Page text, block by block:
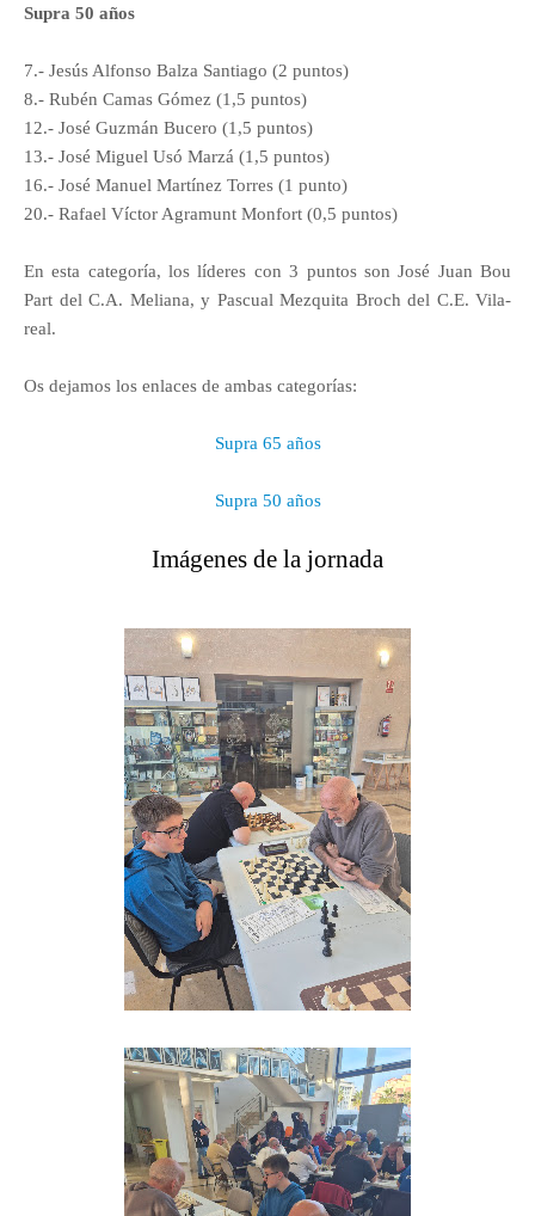
Supra 50 años
7.- Jesús Alfonso Balza Santiago (2 puntos)
8.- Rubén Camas Gómez (1,5 puntos)
12.- José Guzmán Bucero (1,5 puntos)
13.- José Miguel Usó Marzá (1,5 puntos)
16.- José Manuel Martínez Torres (1 punto)
20.- Rafael Víctor Agramunt Monfort (0,5 puntos)
En esta categoría, los líderes con 3 puntos son José Juan Bou
Part del C.A. Meliana, y Pascual Mezquita Broch del C.E. Vila-
real.
Os dejamos los enlaces de ambas categorías:
Supra 65 años
Supra 50 años
Imágenes de la jornada